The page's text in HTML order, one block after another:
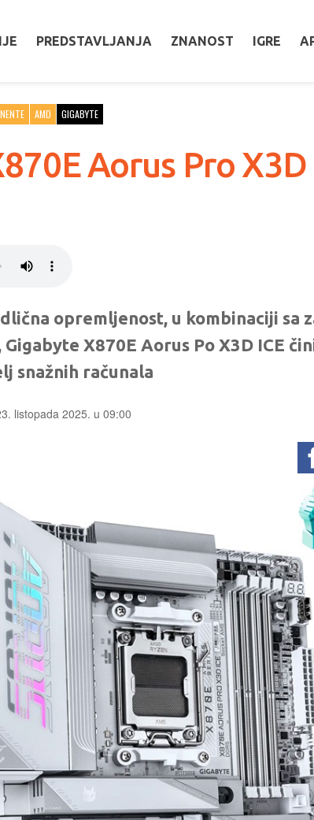
PREDSTAVLJANJA ZNANOST IGRE
AMD GIGABYTE
Aorus Pro
opremljenost, u kombinaciji sa
X870E Aorus Po X3D ICE
snažnih računala
listopada 2025. u 09:00